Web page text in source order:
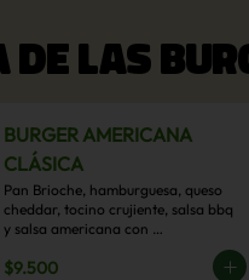
LAS
BURGER AMERICANA
CLÁSICA
Pan Brioche, hamburguesa, queso
cheddar, tocino crujiente, salsa bbq
y salsa americana con
acompañamiento de papas fritas.
$9.500